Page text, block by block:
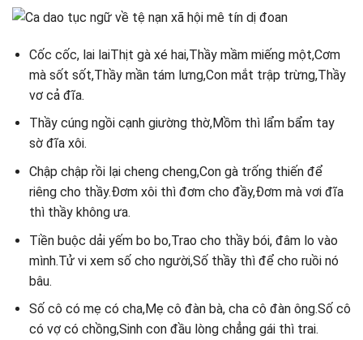
Cốc cốc, lai laiThịt gà xé hai,Thầy mầm miếng một,Cơm
mà sốt sốt,Thầy mần tám lưng,Con mắt trập trừng,Thầy
vơ cả đĩa.
Thầy cúng ngồi cạnh giường thờ,Mồm thì lẩm bẩm tay
sờ đĩa xôi.
Chập chập rồi lại cheng cheng,Con gà trống thiến để
riêng cho thầy.Đơm xôi thì đơm cho đầy,Đơm mà vơi đĩa
thì thầy không ưa.
Tiền buộc dải yếm bo bo,Trao cho thầy bói, đâm lo vào
mình.Tử vi xem số cho người,Số thầy thì để cho ruồi nó
bâu.
Số cô có mẹ có cha,Mẹ cô đàn bà, cha cô đàn ông.Số cô
có vợ có chồng,Sinh con đầu lòng chẳng gái thì trai.